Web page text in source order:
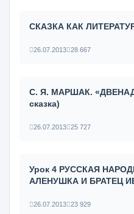
СКАЗКА КАК
26.07.2013 28 667
С. Я. МАРШАК.
сказка)
26.07.2013 25 727
Урок 4 РУССКАЯ
АЛЕНУШКА И БРАТЕЦ
26.07.2013 23 929